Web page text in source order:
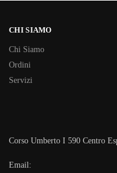
CHI SIAMO
Chi Siamo
Ordini
Servizi
Corso Umberto I 590 Centro
Email: